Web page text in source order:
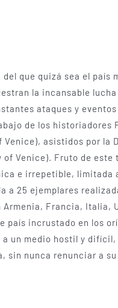
que quizá sea el país
la incansable
ataques y
de los historiadores
asistidos por la
of Venice). Fruto de
e irrepetible, limitada
25 ejemplares
Francia, Italia,
incrustado en los
un medio hostil y
sin nunca renunciar a